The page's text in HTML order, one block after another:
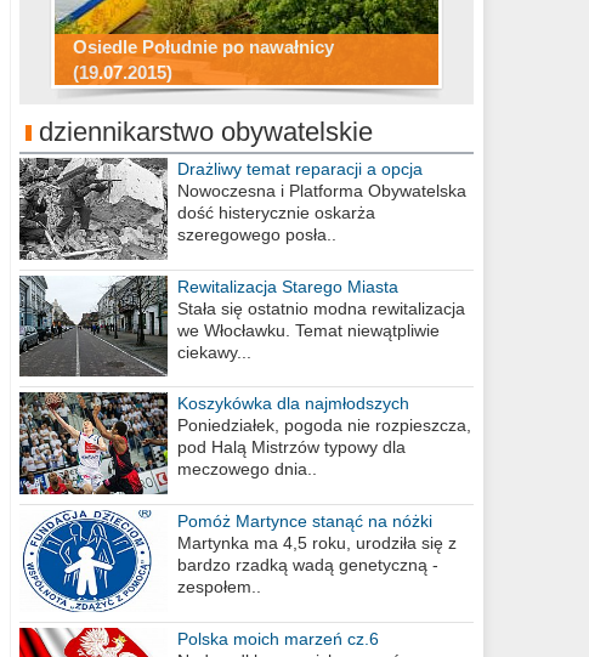
Osiedle Południe po nawałnicy
(19.07.2015)
Wizytówka Włocławka
polowanie wigilijne 2014
dziennikarstwo obywatelskie
Drażliwy temat reparacji a opcja
berlińska
Nowoczesna i Platforma Obywatelska
dość histerycznie oskarża
szeregowego posła..
Rewitalizacja Starego Miasta
Stała się ostatnio modna rewitalizacja
we Włocławku. Temat niewątpliwie
ciekawy...
Koszykówka dla najmłodszych
Poniedziałek, pogoda nie rozpieszcza,
pod Halą Mistrzów typowy dla
meczowego dnia..
Pomóż Martynce stanąć na nóżki
Martynka ma 4,5 roku, urodziła się z
bardzo rzadką wadą genetyczną -
zespołem..
Polska moich marzeń cz.6